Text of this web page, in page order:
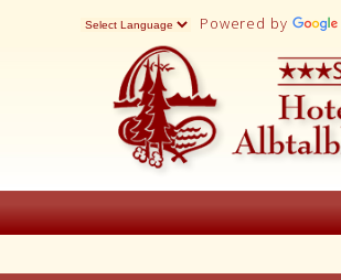
Powered by